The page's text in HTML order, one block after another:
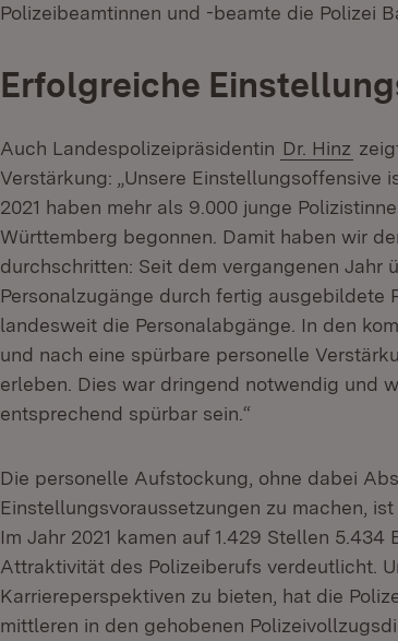
Polizeibeamtinnen und -beamte die Polizei
Erfolgreiche
Auch Landespolizeipräsidentin Dr. Hinz
Verstärkung: „Unsere Einstellungsoffensive
2021 haben mehr als 9.000 junge
Württemberg begonnen. Damit haben wir
durchschritten: Seit dem vergangenen Jahr
Personalzugänge durch fertig ausgebildete
landesweit die Personalabgänge. In den
und nach eine spürbare personelle
erleben. Dies war dringend notwendig und
entsprechend spürbar sein.“
Die personelle Aufstockung, ohne dabei
Einstellungsvoraussetzungen zu machen,
Im Jahr 2021 kamen auf 1.429 Stellen
Attraktivität des Polizeiberufs verdeutlicht.
Karriereperspektiven zu bieten, hat die
mittleren in den gehobenen